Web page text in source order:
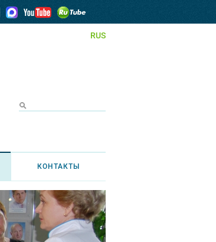
RUS
КОНТАКТЫ